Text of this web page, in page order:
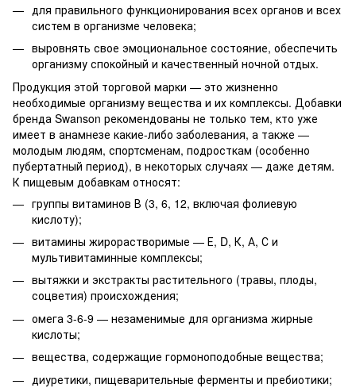
для правильного функционирования всех органов и всех
систем в организме человека;
выровнять свое эмоциональное состояние, обеспечить
организму спокойный и качественный ночной отдых.
Продукция этой торговой марки — это жизненно
необходимые организму вещества и их комплексы. Добавки
бренда Swanson рекомендованы не только тем, кто уже
имеет в анамнезе какие-либо заболевания, а также —
молодым людям, спортсменам, подросткам (особенно
пубертатный период), в некоторых случаях — даже детям.
К пищевым добавкам относят:
группы витаминов В (3, 6, 12, включая фолиевую
кислоту);
витамины жирорастворимые — Е, D, К, А, С и
мультивитаминные комплексы;
вытяжки и экстракты растительного (травы, плоды,
соцветия) происхождения;
омега 3-6-9 — незаменимые для организма жирные
кислоты;
вещества, содержащие гормоноподобные вещества;
диуретики, пищеварительные ферменты и пребиотики;